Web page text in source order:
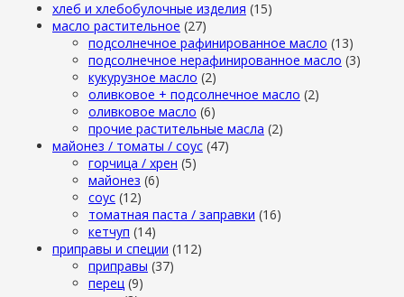
хлеб и хлебобулочные изделия (15)
масло растительное (27)
подсолнечное рафинированное масло (13)
подсолнечное нерафинированное масло (3)
кукурузное масло (2)
оливковое + подсолнечное масло (2)
оливковое масло (6)
прочие растительные масла (2)
майонез / томаты / соус (47)
горчица / хрен (5)
майонез (6)
соус (12)
томатная паста / заправки (16)
кетчуп (14)
приправы и специи (112)
приправы (37)
перец (9)